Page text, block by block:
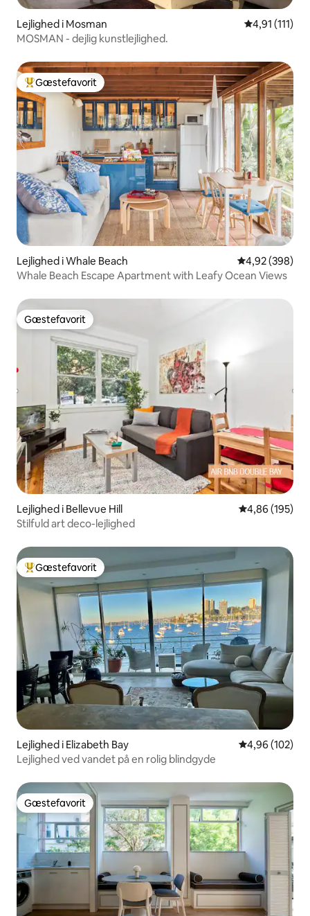
Lejlighed i Mosman 4,91 ud af 5 i
4,91 (111)
MOSMAN - dejlig kunstlejlighed.
Bedste gæstefavorit
Gæstefavorit
Lejlighed i Whale Beach 4,92 ud af 5 i
4,92 (398)
Whale Beach Escape Apartment with Leafy Ocean Views
Gæstefavorit
Gæstefavorit
Lejlighed i Bellevue Hill 4,86 ud af 5 i
4,86 (195)
Stilfuld art deco-lejlighed
Bedste gæstefavorit
Gæstefavorit
Lejlighed i Elizabeth Bay 4,96 ud af 5 i
4,96 (102)
Lejlighed ved vandet på en rolig blindgyde
Gæstefavorit
Gæstefavorit